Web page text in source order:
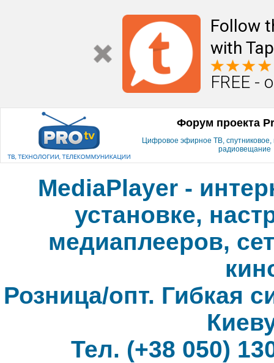
Follow
with
FREE -
Форум проекта
Цифровое эфирное ТВ, спутниковое,
радиовещание
MediaPlayer -
установке,
медиаплееров,
Розница/опт. Гибкая
Тел. (+38 050)